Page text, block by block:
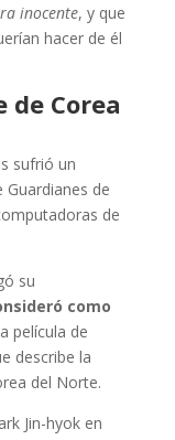
inocente, y que
hacer de él
de Corea
sufrió un
Guardianes de
de
su
como
película de
describe la
del Norte.
Jin-hyok en